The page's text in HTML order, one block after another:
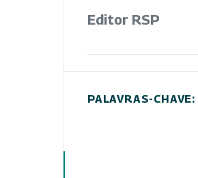
Editor RSP
PALAVRAS-CHAVE: